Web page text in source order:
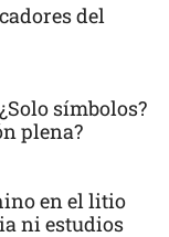
del
símbolos?
plena?
en el litio
ni estudios